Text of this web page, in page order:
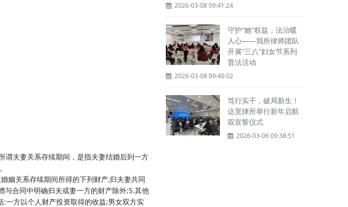
谓夫妻关系存续期间，是指夫妻结婚后到一方
姻关系存续期间所得的下列财产,归夫妻共同
与合同中明确归夫或妻一方的财产除外;5.其他
:一方以个人财产投资取得的收益;男女双方实
2026-03-08 09:41:24
守护“她”权益，法治暖
人心——我所律师团队
开展“三八”妇女节系列
普法活动
2026-03-08 09:40:02
笃行实干，破局新生！
达宽律所举行新年启航
双宣誓仪式
2026-03-06 09:38:51